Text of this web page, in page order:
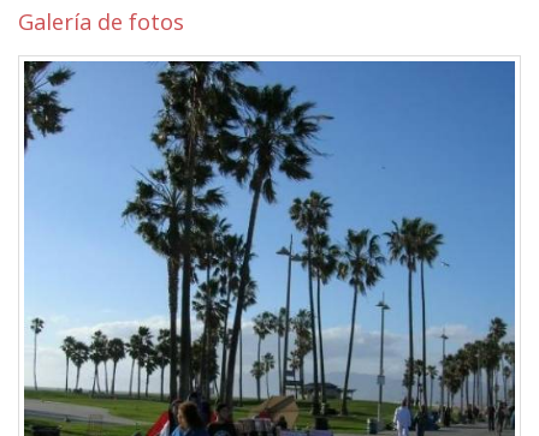
Galería de fotos